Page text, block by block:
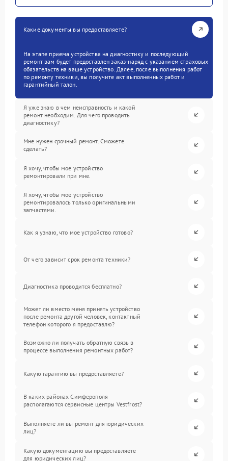
Какие документы вы предоставляете?
На этапе приема устройства на диагностику и последующий
ремонт вам будет предоставлен заказ-наряд с указанием страховых
обязательств на ваше устройство. Далее, после выполнения работ
по ремонту техники, вы получите акт выполненных работ и
гарантийный талон.
Я уже знаю в чем неисправность и какой
ремонт необходим. Для чего проводить
диагностику?
Мне нужен срочный ремонт. Сможете
сделать?
Я хочу, чтобы мое устройство
ремонтировали при мне.
Я хочу, чтобы мое устройство
ремонтировалось только оригинальными
запчастями.
Как я узнаю, что мое устройство готово?
От чего зависит срок ремонта техники?
Диагностика проводится бесплатно?
Может ли вместо меня принять устройство
после ремонта другой человек, контактный
телефон которого я предоставлю?
Возможно ли получать обратную связь в
процессе выполнения ремонтных работ?
Какую гарантию вы предоставляете?
В каких районах Симферополя
располагаются сервисные центры Vestfrost?
Выполняете ли вы ремонт для юридических
лиц?
Какую документацию вы предоставляете
для юридических лиц?